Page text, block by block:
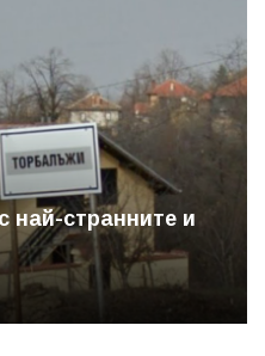
най-странните и